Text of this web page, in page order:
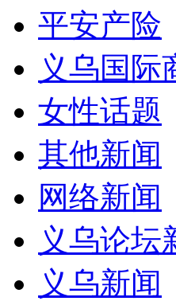
平安产险
义乌国际
女性话题
其他新闻
网络新闻
义乌论坛
义乌新闻